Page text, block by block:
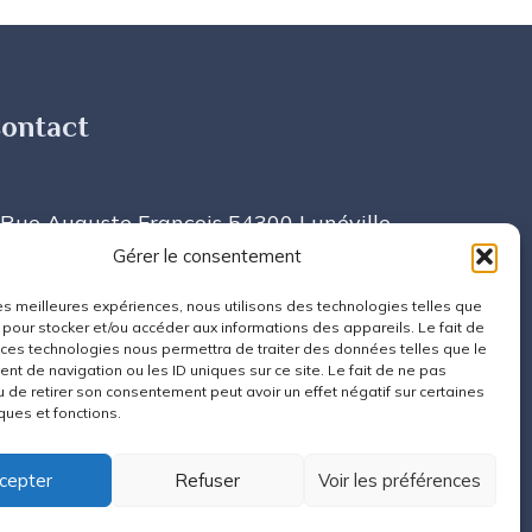
Gérer le consentement
meilleures expériences, nous utilisons des technologies telles que
stocker et/ou accéder aux informations des appareils. Le fait de
technologies nous permettra de traiter des données telles que le
de navigation ou les ID uniques sur ce site. Le fait de ne pas
de retirer son consentement peut avoir un effet négatif sur certaines
et fonctions.
Refuser Voir les préférences
Auguste François 54300 Lunéville
faience-cristal.fr
légales
de confidentialités